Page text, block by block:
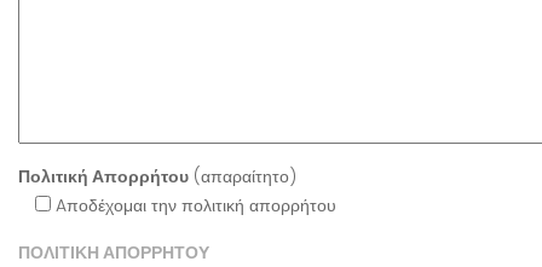
Πολιτική Απορρήτου (απαραίτητο)
Aποδέχομαι την πολιτική απορρήτου
ΠΟΛΙΤΙΚΗ ΑΠΟΡΡΗΤΟΥ